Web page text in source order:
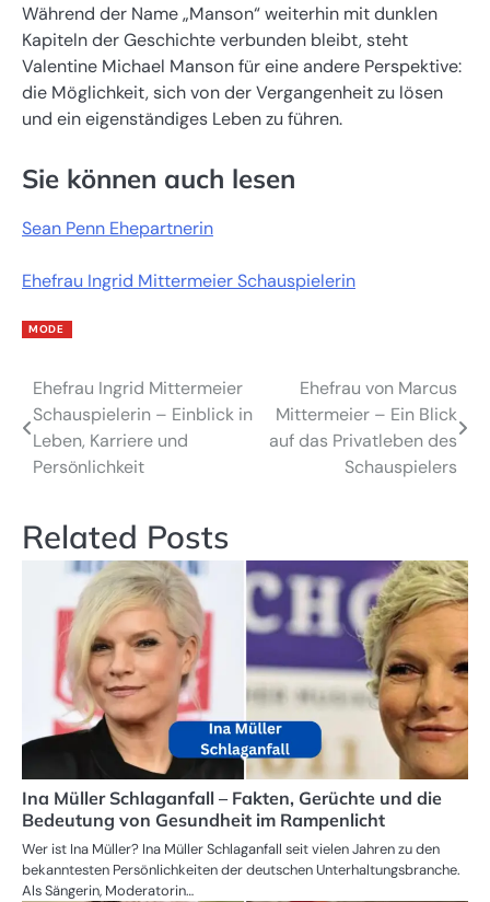
Während der Name „Manson“ weiterhin mit dunklen
Kapiteln der Geschichte verbunden bleibt, steht
Valentine Michael Manson für eine andere Perspektive:
die Möglichkeit, sich von der Vergangenheit zu lösen
und ein eigenständiges Leben zu führen.
Sie können auch lesen
Sean Penn Ehepartnerin
Ehefrau Ingrid Mittermeier Schauspielerin
MODE
Post
navigation
Ehefrau Ingrid Mittermeier
Schauspielerin – Einblick in
Leben, Karriere und
Persönlichkeit
Ehefrau von Marcus
Mittermeier – Ein Blick
auf das Privatleben des
Schauspielers
Related Posts
Ina Müller Schlaganfall – Fakten, Gerüchte und die
Bedeutung von Gesundheit im Rampenlicht
Wer ist Ina Müller? Ina Müller Schlaganfall seit vielen Jahren zu den
bekanntesten Persönlichkeiten der deutschen Unterhaltungsbranche.
Als Sängerin, Moderatorin…